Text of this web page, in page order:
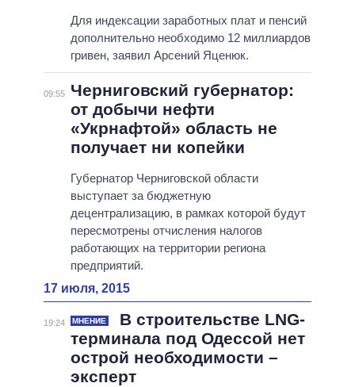
Для индексации заработных плат и пенсий
дополнительно необходимо 12 миллиардов
гривен, заявил Арсений Яценюк.
09:55
Черниговский губернатор:
от добычи нефти
«Укрнафтой» область не
получает ни копейки
Губернатор Черниговской области
выступает за бюджетную
децентрализацию, в рамках которой будут
пересмотрены отчисления налогов
работающих на территории региона
предприятий.
17 июля, 2015
19:24 МНЕНИЕ
В строительстве LNG-
терминала под Одессой нет
острой необходимости –
эксперт